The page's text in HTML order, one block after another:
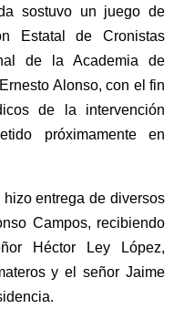
sostuvo un juego de
Estatal de Cronistas
de la Academia de
Alonso, con el fin
de la intervención
próximamente en
entrega de diversos
Campos, recibiendo
Héctor Ley López,
y el señor Jaime